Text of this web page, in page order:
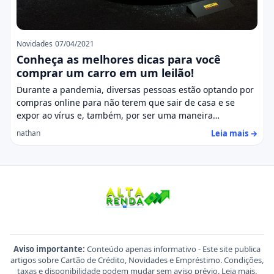
Novidades 07/04/2021
Conheça as melhores dicas para você
comprar um carro em um leilão!
Durante a pandemia, diversas pessoas estão optando por
compras online para não terem que sair de casa e se
expor ao vírus e, também, por ser uma maneira…
nathan Leia mais →
Aviso importante: Conteúdo apenas informativo - Este site publica
artigos sobre Cartão de Crédito, Novidades e Empréstimo. Condições,
taxas e disponibilidade podem mudar sem aviso prévio. Leia mais.